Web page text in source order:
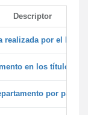
Descriptor
por el
en los títulos de
por parte